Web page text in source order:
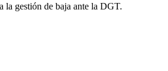
la gestión de baja ante la DGT.